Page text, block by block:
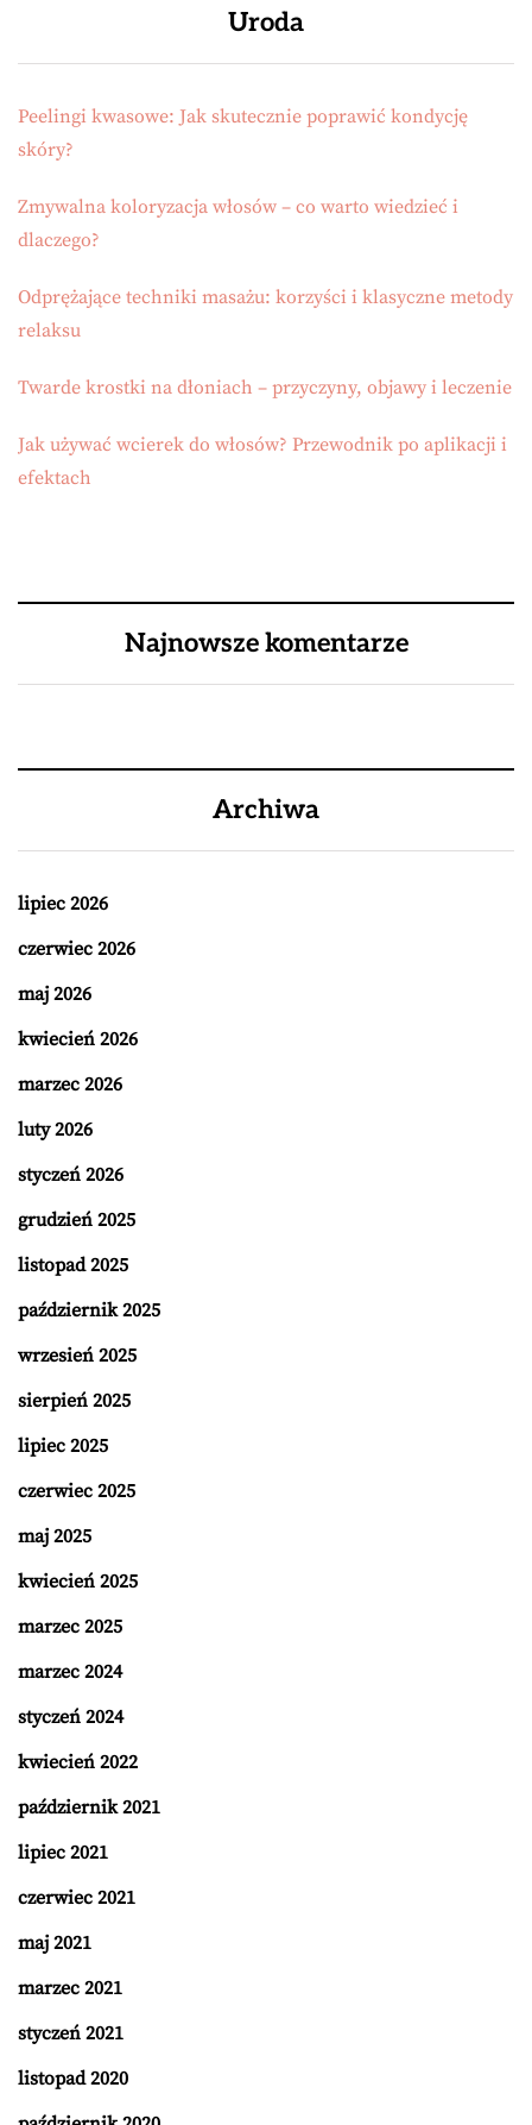
Uroda
Peelingi kwasowe: Jak skutecznie poprawić kondycję
skóry?
Zmywalna koloryzacja włosów – co warto wiedzieć i
dlaczego?
Odprężające techniki masażu: korzyści i klasyczne metody
relaksu
Twarde krostki na dłoniach – przyczyny, objawy i leczenie
Jak używać wcierek do włosów? Przewodnik po aplikacji i
efektach
Najnowsze komentarze
Archiwa
lipiec 2026
czerwiec 2026
maj 2026
kwiecień 2026
marzec 2026
luty 2026
styczeń 2026
grudzień 2025
listopad 2025
październik 2025
wrzesień 2025
sierpień 2025
lipiec 2025
czerwiec 2025
maj 2025
kwiecień 2025
marzec 2025
marzec 2024
styczeń 2024
kwiecień 2022
październik 2021
lipiec 2021
czerwiec 2021
maj 2021
marzec 2021
styczeń 2021
listopad 2020